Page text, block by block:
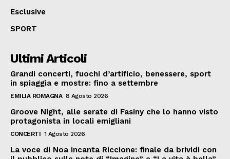
Esclusive
SPORT
Ultimi Articoli
Grandi concerti, fuochi d’artificio, benessere, sport
in spiaggia e mostre: fino a settembre
EMILIA ROMAGNA 8 Agosto 2026
Groove Night, alle serate di Fasiny che lo hanno visto
protagonista in locali emigliani
CONCERTI 1 Agosto 2026
La voce di Noa incanta Riccione: finale da brividi con